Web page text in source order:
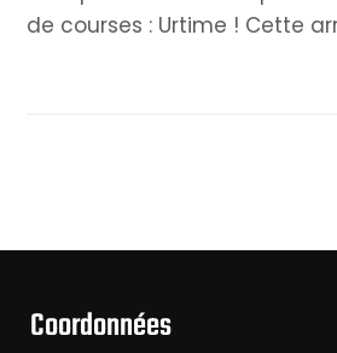
de courses : Urtime ! Cette
Coordonnées